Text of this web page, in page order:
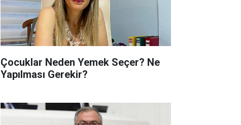
Çocuklar Neden Yemek Seçer? Ne
Yapılması Gerekir?